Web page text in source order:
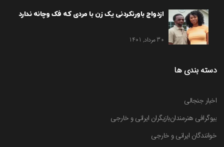
ازدواج باورنکردنی یک زن با مردی که فک وچانه ندارد
30 مرداد, 1401
دسته بندی ها
اخبار جنجالی
بیوگرافی هنرمندانبازیگران ایرانی و خارجی
خوانندگان ایرانی و خارجی